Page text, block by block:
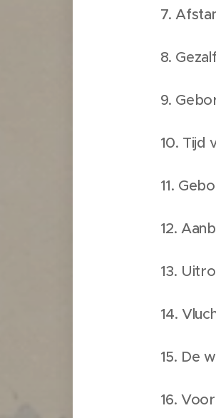
7.
8.
9.
10. Tijd
11.
12.
13.
14.
15. De
16.